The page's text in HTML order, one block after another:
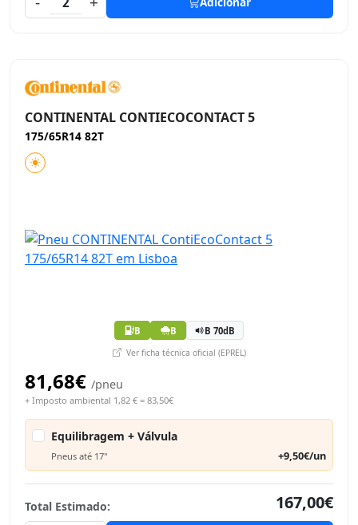
CONTINENTAL CONTIECOCONTACT 5
175/65R14 82T
B B B 70dB
Ver ficha técnica oficial (EPREL)
81,68€ /pneu
+ Imposto ambiental 1,82 € = 83,50€
Equilibragem + Válvula
Pneus até 17" +9,50€/un
Total Estimado:
167,00€